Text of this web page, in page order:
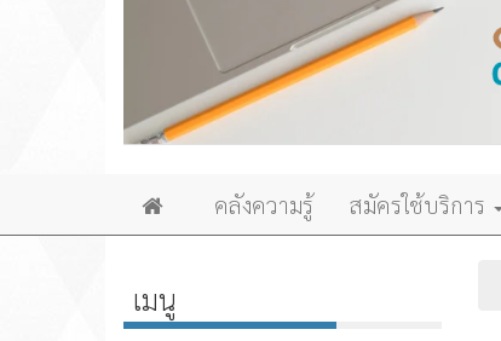
แรก
คลังความรู้ สมัครใช้บริการ
เมนู